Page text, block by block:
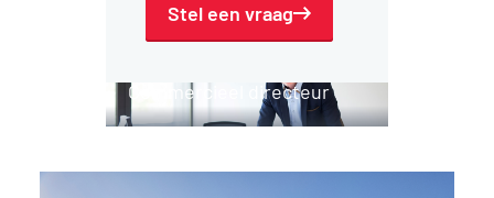
Commercieel directeur
Stel een vraag